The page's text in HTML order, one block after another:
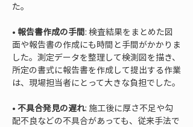
• 報告書作成の手間: 検査結果をまとめた図
面や報告書の作成にも時間と手間がかかりま
した。測定データを整理して検測図を描き、
所定の書式に報告書を作成して提出する作業
• 不具合発見の遅れ: 施工後に厚さ不足や勾
配不良などの不具合があっても、従来手法で